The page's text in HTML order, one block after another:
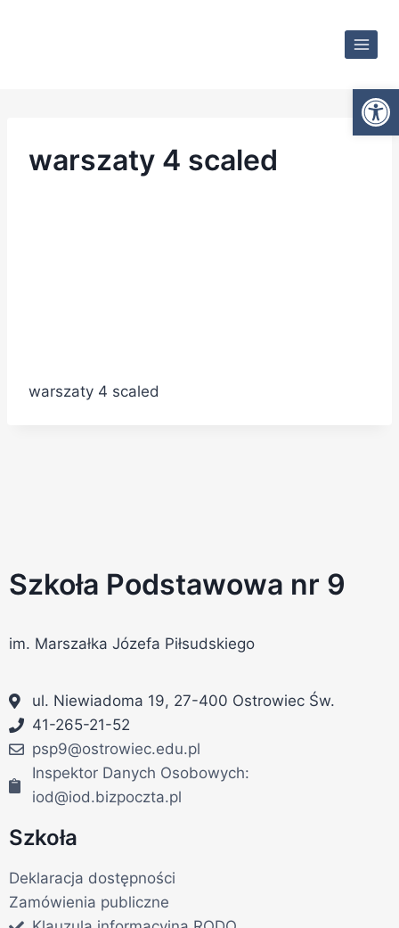
warszaty 4 scaled
warszaty 4 scaled
Szkoła Podstawowa nr 9
im. Marszałka Józefa Piłsudskiego
ul. Niewiadoma 19, 27-400 Ostrowiec Św.
41-265-21-52
psp9@ostrowiec.edu.pl
Inspektor Danych Osobowych:
iod@iod.bizpoczta.pl
Szkoła
Deklaracja dostępności
Zamówienia publiczne